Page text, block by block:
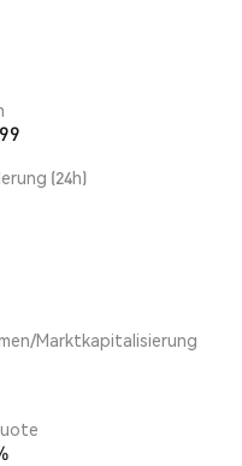
(24h)
Marktkapitalisierung